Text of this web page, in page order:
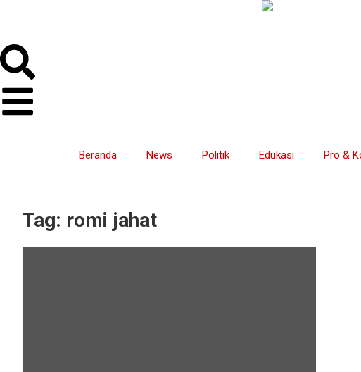
Beranda News Politik Edukasi Pro &
Tag: romi jahat